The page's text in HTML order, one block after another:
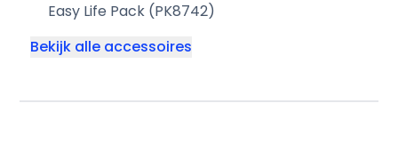
Easy Life Pack (PK8742)
Bekijk alle accessoires